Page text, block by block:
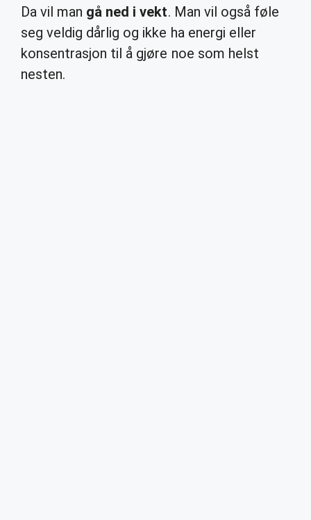
Da vil man gå ned i vekt. Man vil også føle
seg veldig dårlig og ikke ha energi eller
konsentrasjon til å gjøre noe som helst
nesten.